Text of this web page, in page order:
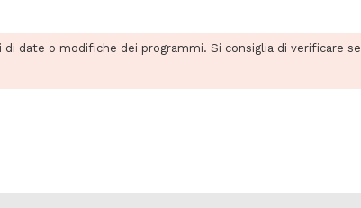
date o modifiche dei programmi. Si consiglia di verificare